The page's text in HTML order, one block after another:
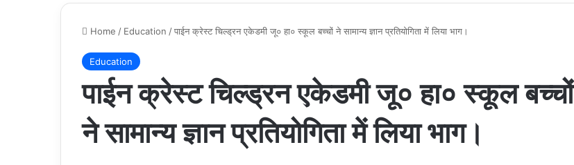
Home / Education /पाईन क्रेस्ट चिल्ड्रन एकेडमी जू० हा० स्कूल बच्चों ने सामान्य ज्ञान प्रतियोगिता में लिया भाग।
Education
पाईन क्रेस्ट चिल्ड्रन एकेडमी जू० हा० स्कूल बच्चों
ने सामान्य ज्ञान प्रतियोगिता में लिया भाग।